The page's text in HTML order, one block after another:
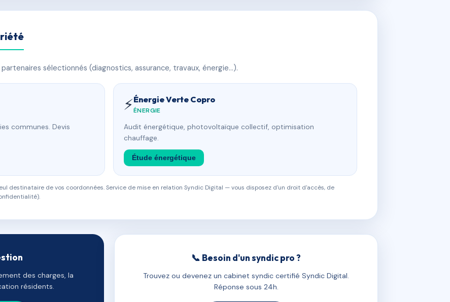
sélectionnés (diagnostics, assurance, travaux, énergie…).
communes. Devis
⚡Énergie Verte Copro
ÉNERGIE
Audit énergétique, photovoltaïque collectif, optimisation
chauffage.
Étude énergétique
destinataire de vos coordonnées. Service de mise en relation Syndic Digital — vous disposez d'un droit d'accès, de
des charges, la
résidents.
📞 Besoin d'un syndic pro ?
Trouvez ou devenez un cabinet syndic certifié Syndic Digital.
Réponse sous 24h.